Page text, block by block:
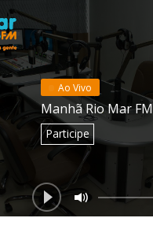
Ao Vivo
Manhã Rio Mar FM
Participe